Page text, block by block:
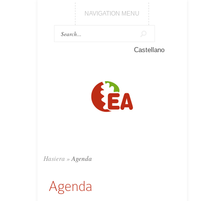
NAVIGATION MENU
Castellano
Hasiera » Agenda
Agenda
4:00